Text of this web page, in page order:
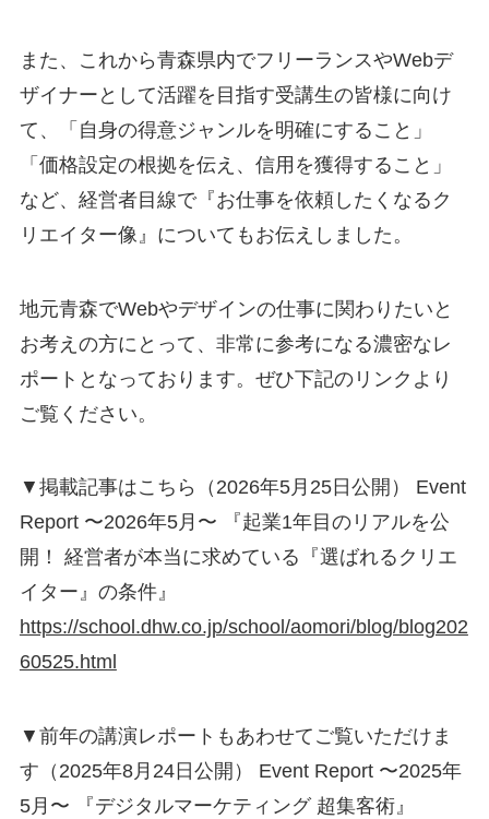
また、これから青森県内でフリーランスやWebデ
ザイナーとして活躍を目指す受講生の皆様に向け
て、「自身の得意ジャンルを明確にすること」
「価格設定の根拠を伝え、信用を獲得すること」
など、経営者目線で『お仕事を依頼したくなるク
リエイター像』についてもお伝えしました。
地元青森でWebやデザインの仕事に関わりたいと
お考えの方にとって、非常に参考になる濃密なレ
ポートとなっております。ぜひ下記のリンクより
ご覧ください。
▼掲載記事はこちら（2026年5月25日公開） Event
Report 〜2026年5月〜 『起業1年目のリアルを公
開！ 経営者が本当に求めている『選ばれるクリエ
イター』の条件』
https://school.dhw.co.jp/school/aomori/blog/blog202
60525.html
▼前年の講演レポートもあわせてご覧いただけま
す（2025年8月24日公開） Event Report 〜2025年
5月〜 『デジタルマーケティング 超集客術』